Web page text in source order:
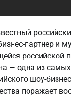
партнер и
российской
— одна из
шоу-
поражает